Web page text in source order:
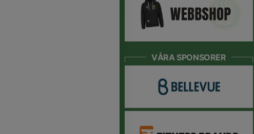
VÅRA SPONSORER